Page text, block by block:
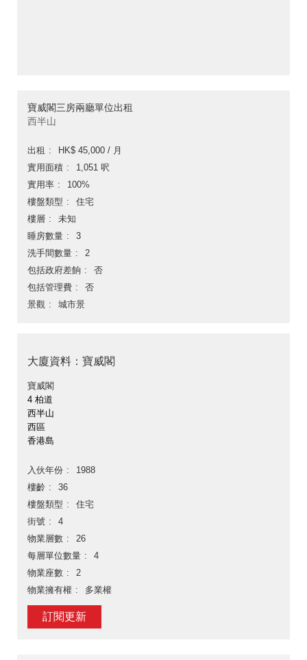
寶威閣三房兩廳單位出租
西半山
出租
HK$ 45,000 / 月
實用面積
1,051 呎
實用率
100%
樓盤類型
住宅
樓層
未知
睡房數量
3
洗手間數量
2
包括政府差餉
否
包括管理費
否
景觀
城市景
大廈資料：寶威閣
寶威閣
4 柏道
西半山
西區
香港島
入伙年份
1988
樓齡
36
樓盤類型
住宅
街號
4
物業層數
26
每層單位數量
4
物業座數
2
物業擁有權
多業權
訂閱更新